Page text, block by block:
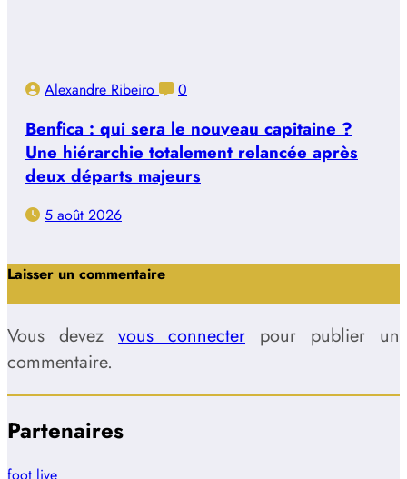
Alexandre Ribeiro 0
Benfica : qui sera le nouveau capitaine ?
Une hiérarchie totalement relancée après
deux départs majeurs
5 août 2026
Laisser un commentaire
Vous devez vous connecter pour publier un
commentaire.
Partenaires
foot live